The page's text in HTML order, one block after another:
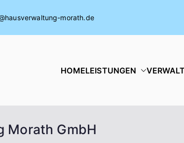
morath.de
HOMELEISTUNGEN
Morath GmbH